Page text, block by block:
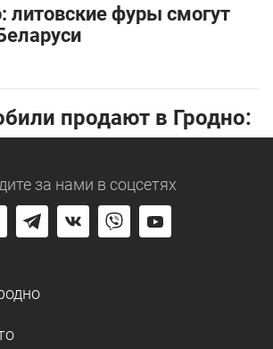
литовские фуры смогут
продают в Гродно:
за нами в соцсетях